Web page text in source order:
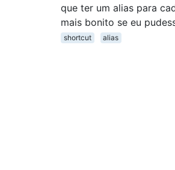
que ter um alias para
mais bonito se eu
shortcut alias